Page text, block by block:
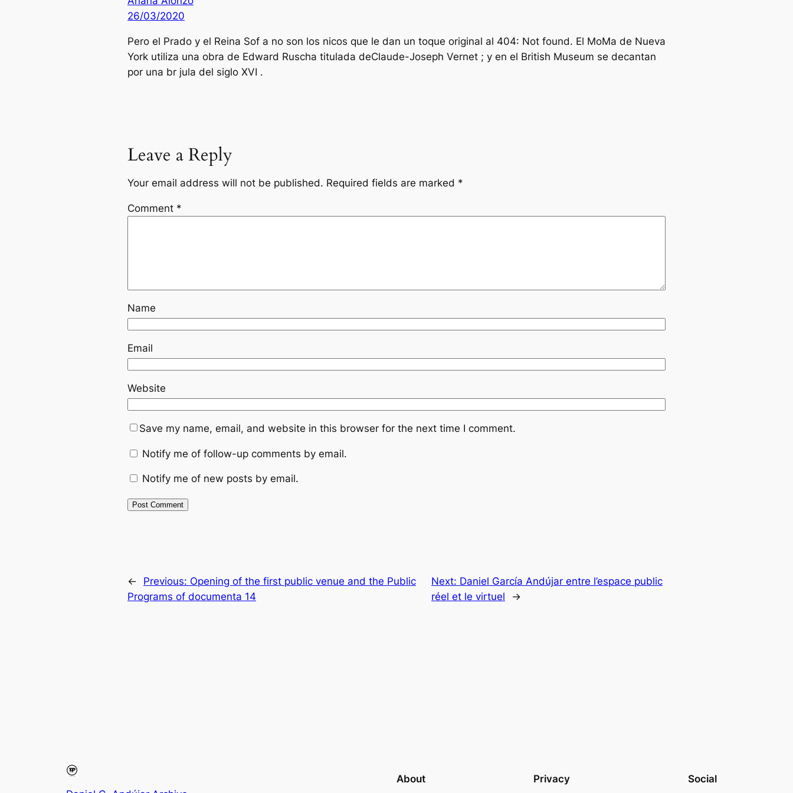
26/03/2020
Pero el Prado y el Reina Sof a no son los nicos que le dan un toque original al 404: Not found. El MoMa de Nueva
York utiliza una obra de Edward Ruscha titulada deClaude-Joseph Vernet ; y en el British Museum se decantan
por una br jula del siglo XVI .
Leave a Reply
Your email address will not be published. Required fields are marked *
Comment *
Name
Email
Website
Save my name, email, and website in this browser for the next time I comment.
Notify me of follow-up comments by email.
Notify me of new posts by email.
← Previous: Opening of the first public venue and the Public
Programs of documenta 14
Next: Daniel García Andújar entre l’espace public
réel et le virtuel
→
About Privacy Social